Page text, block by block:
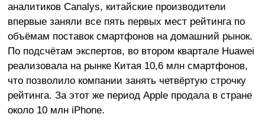
аналитиков Canalys, китайские производители
впервые заняли все пять первых мест рейтинга по
объёмам поставок смартфонов на домашний рынок.
По подсчётам экспертов, во втором квартале Huawei
реализовала на рынке Китая 10,6 млн смартфонов,
что позволило компании занять четвёртую строчку
рейтинга. За этот же период Apple продала в стране
около 10 млн iPhone.